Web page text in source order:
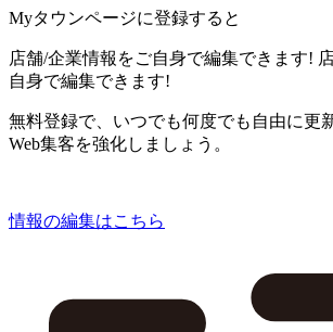
Myタウンページに登録すると
店舗/企業情報をご自身で編集できます!
自身で編集できます!
無料登録で、いつでも何度でも自由に更
Web集客を強化しましょう。
情報の編集はこちら